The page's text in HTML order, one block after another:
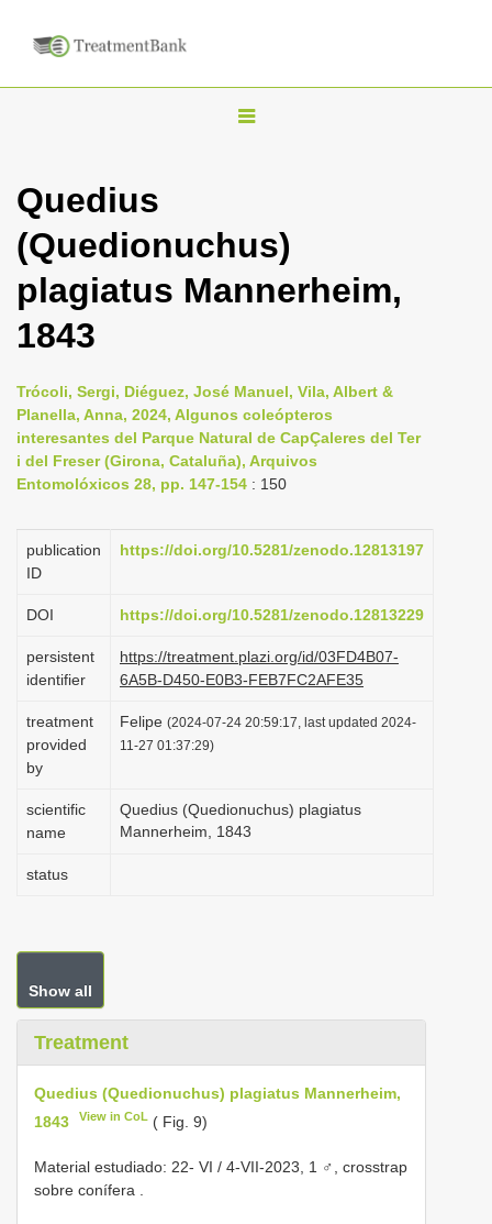
T
l
n
i
g
a
t
o
Quedius
(Quedionuchus)
plagiatus Mannerheim,
1843
Trócoli, Sergi, Diéguez, José Manuel, Vila, Albert &
Planella, Anna, 2024, Algunos coleópteros
interesantes del Parque Natural de CapÇaleres del Ter
i del Freser (Girona, Cataluña), Arquivos
Entomolóxicos 28, pp. 147-154 : 150
publication
ID
https://doi.org/10.5281/zenodo.12813197
DOI https://doi.org/10.5281/zenodo.12813229
persistent
identifier
https://treatment.plazi.org/id/03FD4B07-
6A5B-D450-E0B3-FEB7FC2AFE35
treatment
provided
by
Felipe (2024-07-24 20:59:17, last updated 2024-
11-27 01:37:29)
scientific
name
Quedius (Quedionuchus) plagiatus
Mannerheim, 1843
status
Show all
Treatment
Quedius (Quedionuchus) plagiatus Mannerheim,
1843
View in CoL ( Fig. 9)
Material estudiado: 22- VI / 4-VII-2023, 1 ♂, crosstrap
sobre conífera